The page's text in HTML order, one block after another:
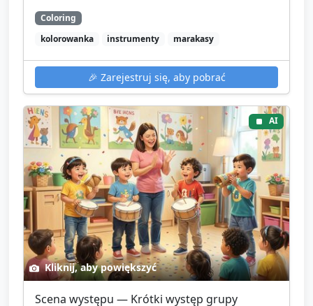
Coloring
kolorowanka
instrumenty marakasy
🎉 Zarejestruj się, aby pobrać
AI
Kliknij, aby powiększyć
Scena występu — Krótki występ grupy